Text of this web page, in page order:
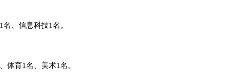
、信息科技1名。
体育1名、美术1名。